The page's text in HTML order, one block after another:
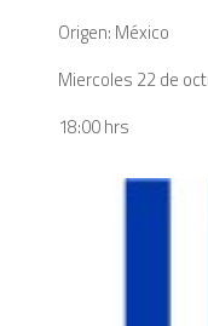
Origen: México
Miercoles 22 de
18:00 hrs